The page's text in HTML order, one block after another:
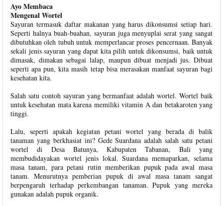
Ayo Membaca
Mengenal Wortel
Sayuran termasuk daftar makanan yang harus dikonsumsi setiap hari.
Seperti halnya buah-buahan, sayuran juga menyuplai serat yang sangat
dibutuhkan oleh tubuh untuk memperlancar proses pencernaan. Banyak
sekali jenis sayuran yang dapat kita pilih untuk dikonsumsi, baik untuk
dimasak, dimakan sebagai lalap, maupun dibuat menjadi jus. Dibuat
seperti apa pun, kita masih tetap bisa merasakan manfaat sayuran bagi
kesehatan kita.
Salah satu contoh sayuran yang bermanfaat adalah wortel. Wortel baik
untuk kesehatan mata karena memiliki vitamin A dan betakaroten yang
tinggi.
Lalu, seperti apakah kegiatan petani wortel yang berada di balik
tanaman yang berkhasiat ini? Gede Suardana adalah salah satu petani
wortel di Desa Batunya, Kabupaten Tabanan, Bali yang
membudidayakan wortel jenis lokal. Suardana memaparkan, selama
masa tanam, para petani rutin memberikan pupuk pada awal masa
tanam. Menurutnya pemberian pupuk di awal masa tanam sangat
berpengaruh terhadap perkembangan tanaman. Pupuk yang mereka
gunakan adalah pupuk organik.